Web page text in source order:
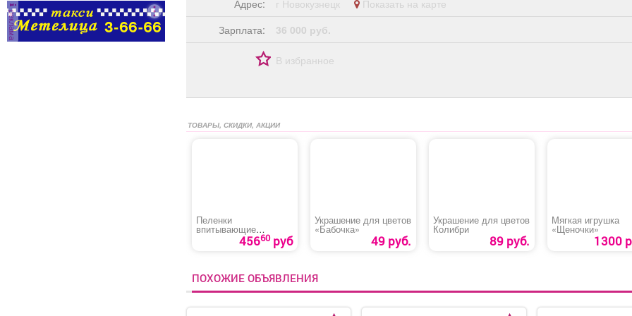
администраторов.
Сменный Занятость:
оформления: Трудовой
Частота выплат:
деятельности
реклама
Адрес:
г Новокузнецк
Показать на карте
Зарплата:
36 000 руб.
В избранное
ТОВАРЫ, СКИДКИ, АКЦИИ
Пеленки
впитывающие
«Медлил» эконом
45660руб
Украшение для цветов
«Бабочка»
49 руб.
Украшение для цветов
Колибри
89 руб.
Мягкая игрушка
«Щеночки»
1300
ПОХОЖИЕ ОБЪЯВЛЕНИЯ